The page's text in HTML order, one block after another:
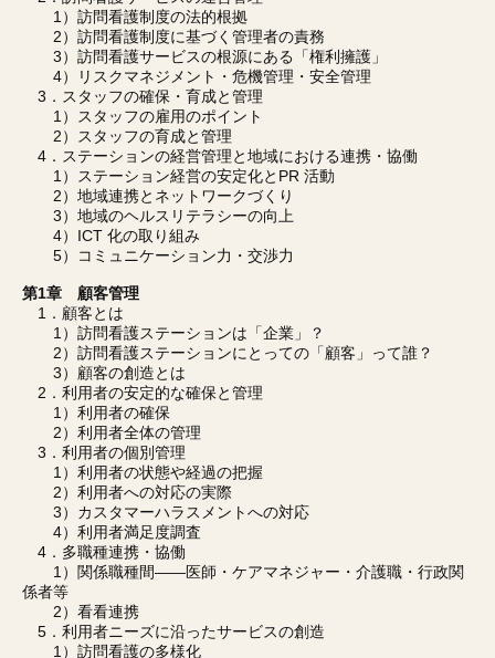
1）訪問看護制度の法的根拠
2）訪問看護制度に基づく管理者の責務
3）訪問看護サービスの根源にある「権利擁護」
4）リスクマネジメント・危機管理・安全管理
3．スタッフの確保・育成と管理
1）スタッフの雇用のポイント
2）スタッフの育成と管理
4．ステーションの経営管理と地域における連携・協働
1）ステーション経営の安定化とPR 活動
2）地域連携とネットワークづくり
3）地域のヘルスリテラシーの向上
4）ICT 化の取り組み
5）コミュニケーション力・交渉力
第1章 顧客管理
1．顧客とは
1）訪問看護ステーションは「企業」？
2）訪問看護ステーションにとっての「顧客」って誰？
3）顧客の創造とは
2．利用者の安定的な確保と管理
1）利用者の確保
2）利用者全体の管理
3．利用者の個別管理
1）利用者の状態や経過の把握
2）利用者への対応の実際
3）カスタマーハラスメントへの対応
4）利用者満足度調査
4．多職種連携・協働
1）関係職種間――医師・ケアマネジャー・介護職・行政関
係者等
2）看看連携
5．利用者ニーズに沿ったサービスの創造
1）訪問看護の多様化